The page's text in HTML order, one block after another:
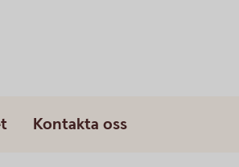
Kontakta oss